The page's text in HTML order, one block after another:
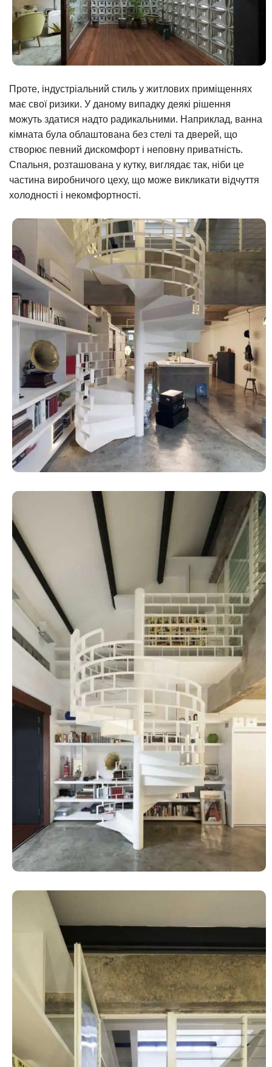
Проте, індустріальний стиль у житлових приміщеннях
має свої ризики. У даному випадку деякі рішення
можуть здатися надто радикальними. Наприклад, ванна
кімната була облаштована без стелі та дверей, що
створює певний дискомфорт і неповну приватність.
Спальня, розташована у кутку, виглядає так, ніби це
частина виробничого цеху, що може викликати відчуття
холодності і некомфортності.